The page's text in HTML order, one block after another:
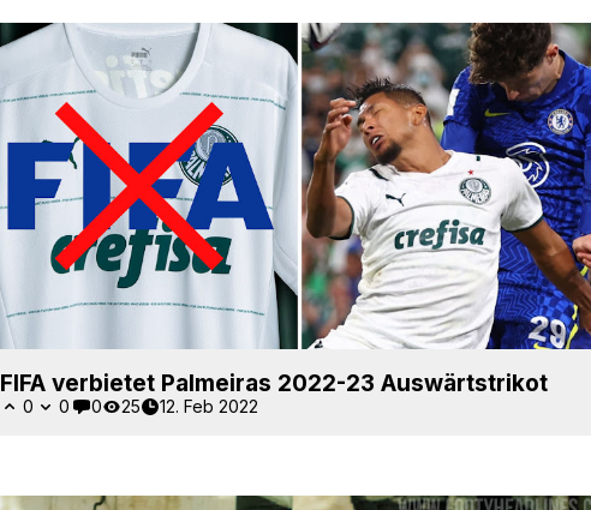
FIFA verbietet Palmeiras 2022-23 Auswärtstrikot
0 0 0 25 12. Feb 2022